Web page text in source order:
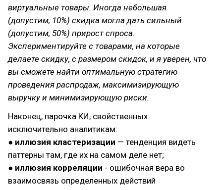
виртуальные товары. Иногда небольшая
(допустим, 10%) скидка могла дать сильный
(допустим, 50%) прирост спроса.
Экспериментируйте с товарами, на которые
делаете скидку, с размером скидок, и я уверен, что
вы сможете найти оптимальную стратегию
проведения распродаж, максимизирующую
выручку и минимизирующую риски.
Наконец, парочка КИ, свойственных
исключительно аналитикам:
● иллюзия кластеризации — тенденция видеть
паттерны там, где их на самом деле нет;
● иллюзия корреляции - ошибочная вера во
взаимосвязь определенных действий